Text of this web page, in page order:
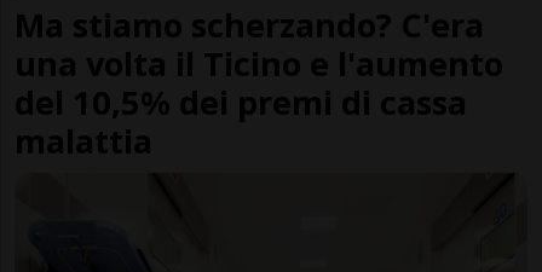
Ma stiamo scherzando? C'era
una volta il Ticino e l'aumento
del 10,5% dei premi di cassa
malattia